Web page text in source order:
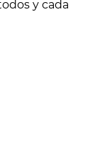
y cada